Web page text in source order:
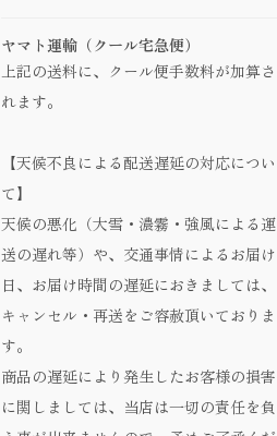
ヤマト運輸（クール宅急便）
上記の送料に、クール便手数料が加算さ
れます。
【天候不良による配送遅延の対応につい
て】
天候の悪化（大雪・濃霧・強風による運
送の遅れ等）や、交通事情によるお届け
日、お届け時間の遅延におきましては、
キャンセル・再送をご容赦頂いておりま
す。
商品の遅延により発生したお客様の損害
に関しましては、当店は一切の責任を負